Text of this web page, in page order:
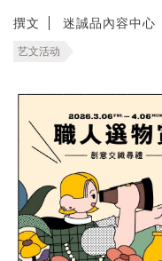
撰文 迷誠品內容中心
艺文活动